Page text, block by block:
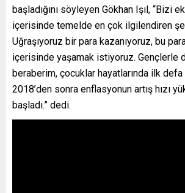
başladığını söyleyen Gökhan Işıl, “Bizi
içerisinde temelde en çok ilgilendiren
Uğraşıyoruz bir para kazanıyoruz, bu
içerisinde yaşamak istiyoruz. Gençlerle
beraberim, çocuklar hayatlarında ilk
2018’den sonra enflasyonun artış hızı
başladı.” dedi.